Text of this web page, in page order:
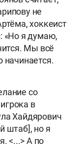
не
хоккеист
«Но я думаю,
Мы всё
начинается.
со
в
Хайдярович
штаб], но я
<...> А по